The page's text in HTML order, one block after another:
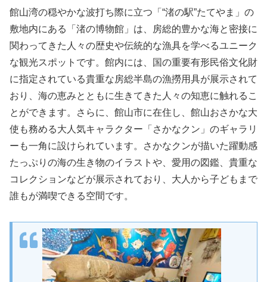
館山湾の穏やかな波打ち際に立つ「“渚の駅”たてやま」の
敷地内にある「渚の博物館」は、房総的豊かな海と密接に
関わってきた人々の歴史や伝統的な漁具を学べるユニーク
な観光スポットです。館内には、国の重要有形民俗文化財
に指定されている貴重な房総半島の漁撈用具が展示されて
おり、海の恵みとともに生きてきた人々の知恵に触れるこ
とができます。さらに、館山市に在住し、館山おさかな大
使も務める大人気キャラクター「さかなクン」のギャラリ
ーも一角に設けられています。さかなクンが描いた躍動感
たっぷりの海の生き物のイラストや、愛用の図鑑、貴重な
コレクションなどが展示されており、大人から子どもまで
誰もが満喫できる空間です。